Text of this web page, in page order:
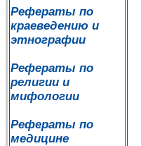
Рефераты по
краеведению и
этнографии
Рефераты по
религии и
мифологии
Рефераты по
медицине